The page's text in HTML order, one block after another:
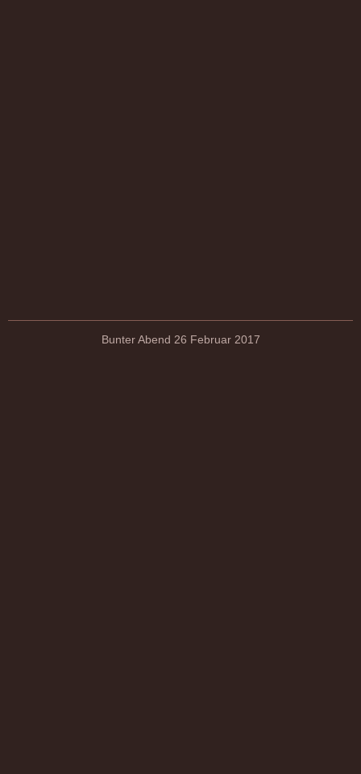
Bunter Abend 26 Februar 2017